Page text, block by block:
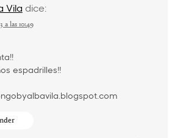
Vila dice:
a las 10:49
espadrilles!!